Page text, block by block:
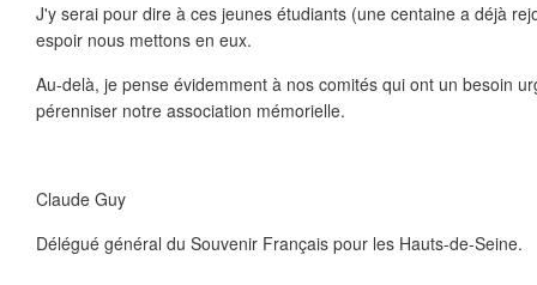
J'y serai pour dire à ces jeunes étudiants (une centaine a déjà
espoir nous mettons en eux.
Au-delà, je pense évidemment à nos comités qui ont un besoin
pérenniser notre association mémorielle.
Claude Guy
Délégué général du Souvenir Français pour les Hauts-de-Seine.